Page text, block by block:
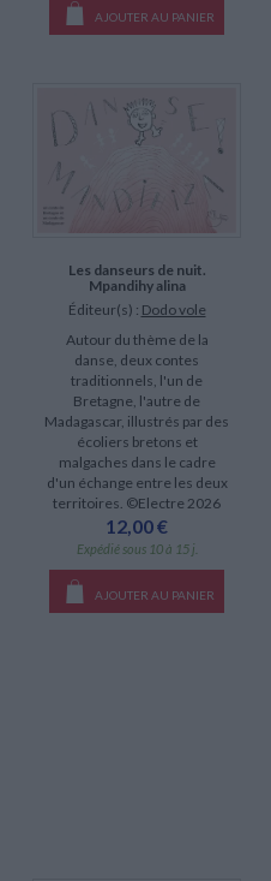
AJOUTER AU PANIER
Les danseurs de nuit.
Mpandihy alina
Éditeur(s) : Dodo vole
Autour du thème de la
danse, deux contes
traditionnels, l'un de
Bretagne, l'autre de
Madagascar, illustrés par des
écoliers bretons et
malgaches dans le cadre
d'un échange entre les deux
territoires. ©Electre 2026
12,00 €
Expédié sous 10 à 15 j.
AJOUTER AU PANIER